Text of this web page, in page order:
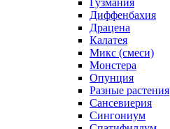
Гузмания
Диффенбахия
Драцена
Калатея
Микс (смеси)
Монстера
Опунция
Разные растения
Сансевиерия
Сингониум